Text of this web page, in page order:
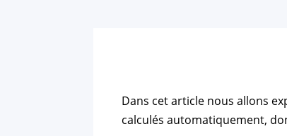
Dans cet article nous allons
calculés automatiquement,